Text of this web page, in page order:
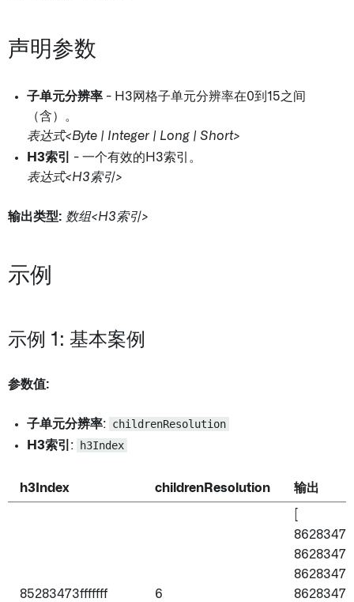
声明参数
子单元分辨率 - H3网格子单元分辨率在0到15之间
（含）。
表达式<Byte | Integer | Long | Short>
H3索引
- 一个有效的H3索引。
表达式<H3索引>
输出类型: 数组<H3索引>
示例
示例 1: 基本案例
参数值:
子单元分辨率: childrenResolution
H3索引 : h3Index
h3Index childrenResolution 输出
85283473fffffff 6